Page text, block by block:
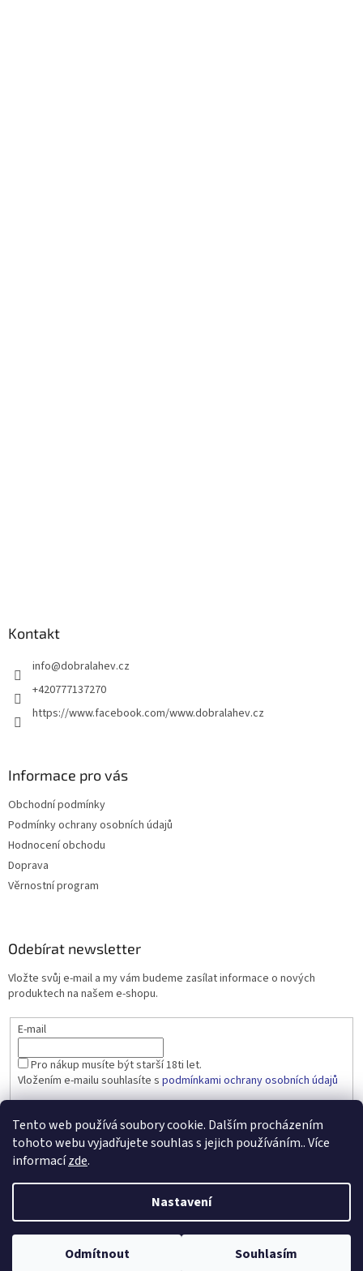
Tento web používá soubory cookie. Dalším procházením
tohoto webu vyjadřujete souhlas s jejich používáním.. Více
informacízde.
Nastavení
Odmítnout Souhlasím
Kontakt
info@dobralahev.cz
+420777137270
https://www.facebook.com/www.dobralahev.cz
Informace pro vás
Obchodní podmínky
Podmínky ochrany osobních údajů
Hodnocení obchodu
Doprava
Věrnostní program
Odebírat newsletter
Vložte svůj e-mail a my vám budeme zasílat informace o nových
produktech na našem e-shopu.
E-mail
Pro nákup musíte být starší 18ti let.
Vložením e-mailu souhlasíte s podmínkami ochrany osobních údajů
PŘIHLÁSIT SE
Copyright 2026dobralahev.cz. Všechna práva vyhrazena.Upravit